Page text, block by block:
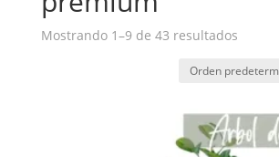
Mostrando 1–9 de 43 resultados